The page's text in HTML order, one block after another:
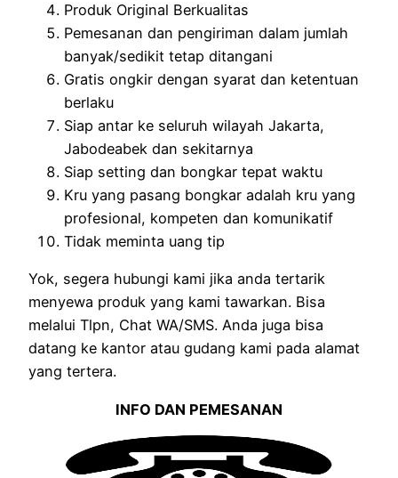
Produk Original Berkualitas
Pemesanan dan pengiriman dalam jumlah
banyak/sedikit tetap ditangani
Gratis ongkir dengan syarat dan ketentuan
berlaku
Siap antar ke seluruh wilayah Jakarta,
Jabodeabek dan sekitarnya
Siap setting dan bongkar tepat waktu
Kru yang pasang bongkar adalah kru yang
profesional, kompeten dan komunikatif
Tidak meminta uang tip
Yok, segera hubungi kami jika anda tertarik
menyewa produk yang kami tawarkan. Bisa
melalui Tlpn, Chat WA/SMS. Anda juga bisa
datang ke kantor atau gudang kami pada alamat
yang tertera.
INFO DAN PEMESANAN